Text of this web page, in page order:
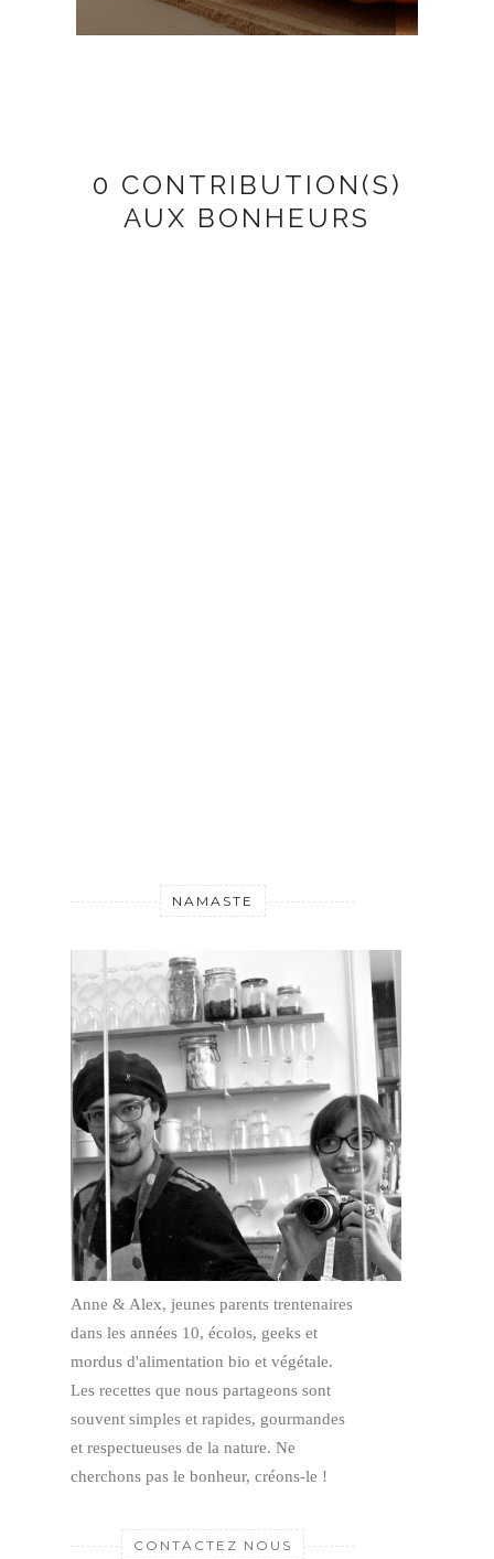
0 CONTRIBUTION(S)
AUX BONHEURS
NAMASTE
Anne & Alex, jeunes parents trentenaires
dans les années 10, écolos, geeks et
mordus d'alimentation bio et végétale.
Les recettes que nous partageons sont
souvent simples et rapides, gourmandes
et respectueuses de la nature. Ne
cherchons pas le bonheur, créons-le !
CONTACTEZ NOUS